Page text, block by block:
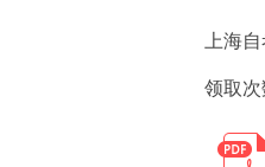
上海
领取